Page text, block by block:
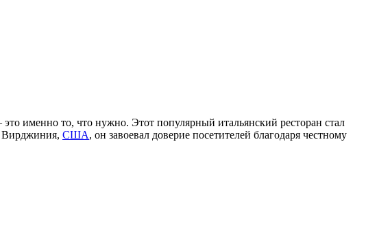
именно то, что нужно. Этот популярный итальянский ресторан стал
Вирджиния, США, он завоевал доверие посетителей благодаря честному